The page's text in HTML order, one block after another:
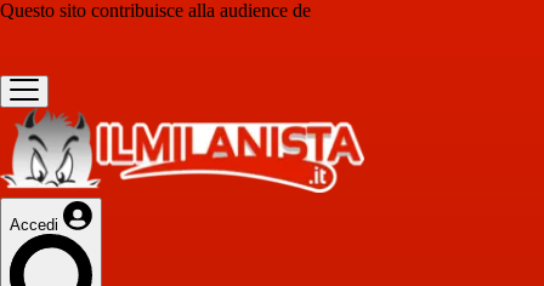
Questo sito contribuisce alla audience de
Accedi